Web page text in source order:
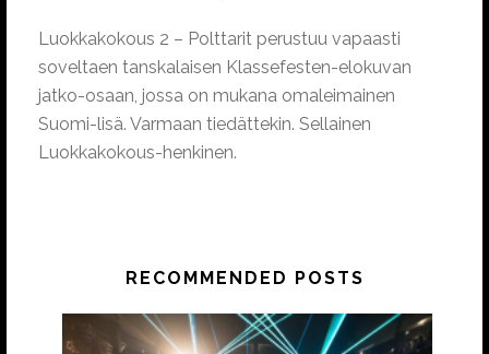
Luokkakokous 2 – Polttarit perustuu vapaasti
soveltaen tanskalaisen Klassefesten-elokuvan
jatko-osaan, jossa on mukana omaleimainen
Suomi-lisä. Varmaan tiedättekin. Sellainen
Luokkakokous-henkinen.
RECOMMENDED POSTS